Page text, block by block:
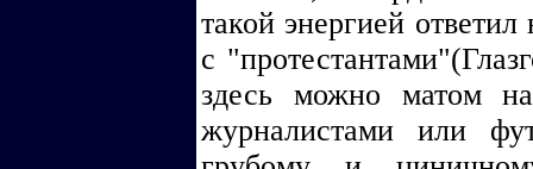
такой энергией
с
здесь можно матом
журналистами или